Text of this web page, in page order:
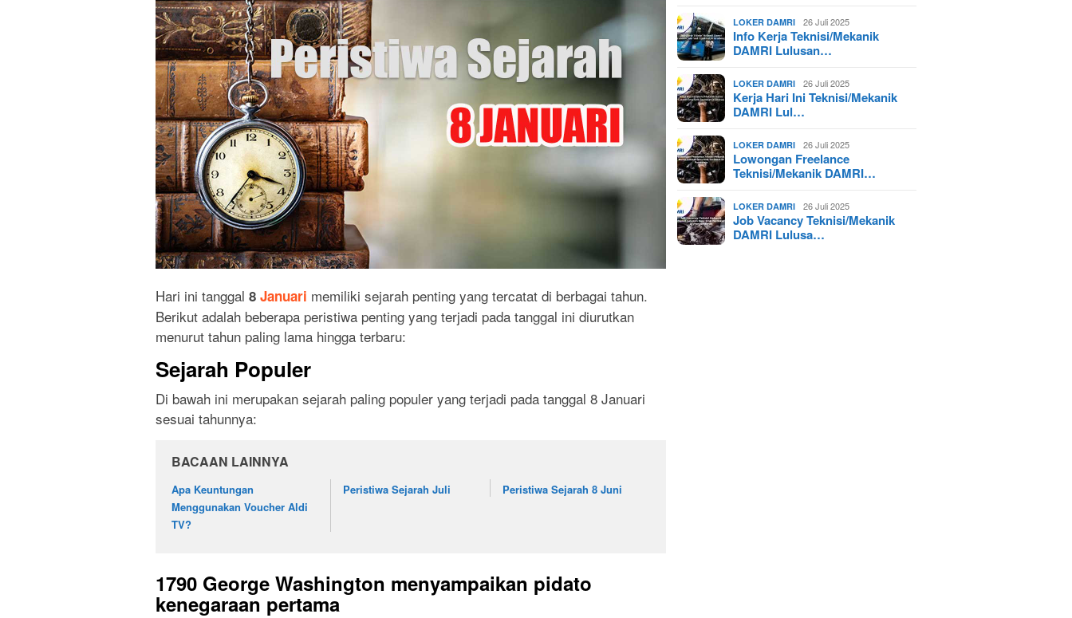
Hari ini tanggal 8 Januari memiliki sejarah penting yang tercatat di berbagai tahun.
Berikut adalah beberapa peristiwa penting yang terjadi pada tanggal ini diurutkan
menurut tahun paling lama hingga terbaru:
Sejarah Populer
Di bawah ini merupakan sejarah paling populer yang terjadi pada tanggal 8 Januari
sesuai tahunnya:
BACAAN LAINNYA
Apa Keuntungan
Menggunakan Voucher Aldi
TV?
Peristiwa Sejarah Juli Peristiwa Sejarah 8 Juni
1790 George Washington menyampaikan pidato
kenegaraan pertama
LOKER DAMRI 26 Juli 2025
Info Kerja Teknisi/Mekanik
DAMRI Lulusan…
LOKER DAMRI 26 Juli 2025
Kerja Hari Ini Teknisi/Mekanik
DAMRI Lul…
LOKER DAMRI 26 Juli 2025
Lowongan Freelance
Teknisi/Mekanik DAMRI…
LOKER DAMRI 26 Juli 2025
Job Vacancy Teknisi/Mekanik
DAMRI Lulusa…